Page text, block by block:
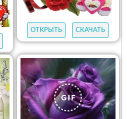
ОТКРЫТЬ СКАЧАТЬ